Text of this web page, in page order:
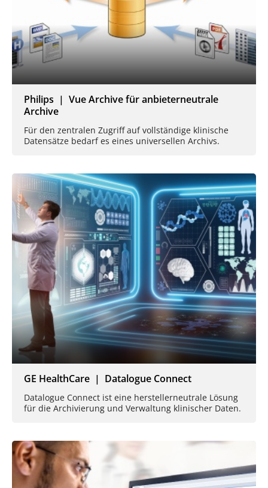
Philips | Vue Archive für anbieterneutrale
Archive
Für den zentralen Zugriff auf vollständige klinische
Datensätze bedarf es eines universellen Archivs.
GE HealthCare | Datalogue Connect
Datalogue Connect ist eine herstellerneutrale Lösung
für die Archivierung und Verwaltung klinischer Daten.